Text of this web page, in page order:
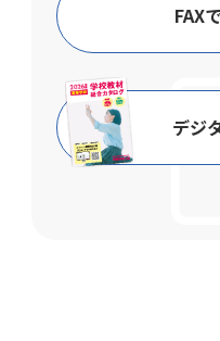
FAX
デジ